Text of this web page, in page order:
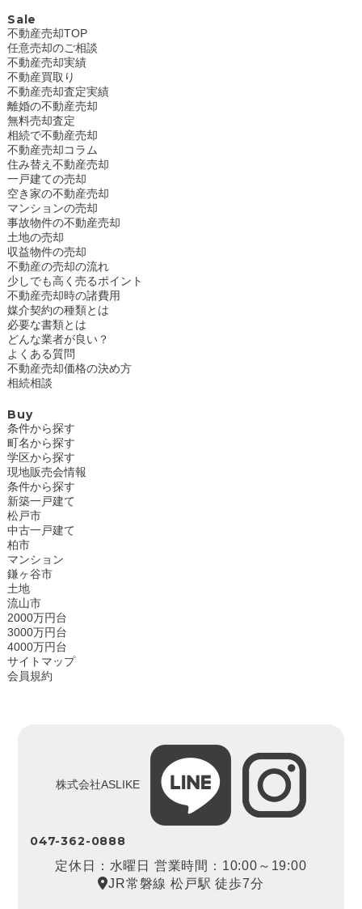
Sale
不動産売却TOP
任意売却のご相談
不動産売却実績
不動産買取り
不動産売却査定実績
離婚の不動産売却
無料売却査定
相続で不動産売却
不動産売却コラム
住み替え不動産売却
一戸建ての売却
空き家の不動産売却
マンションの売却
事故物件の不動産売却
土地の売却
収益物件の売却
不動産の売却の流れ
少しでも高く売るポイント
不動産売却時の諸費用
媒介契約の種類とは
必要な書類とは
どんな業者が良い？
よくある質問
不動産売却価格の決め方
相続相談
Buy
条件から探す
町名から探す
学区から探す
現地販売会情報
条件から探す
新築一戸建て
松戸市
中古一戸建て
柏市
マンション
鎌ヶ谷市
土地
流山市
2000万円台
3000万円台
4000万円台
サイトマップ
会員規約
株式会社ASLIKE
047-362-0888
定休日：水曜日 営業時間：10:00～19:00
JR常磐線 松戸駅 徒歩7分